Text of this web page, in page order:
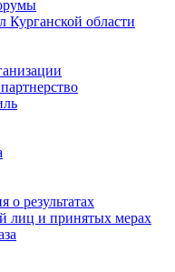
области
результатах
лиц и принятых мерах